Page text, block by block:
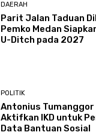
DAERAH
Parit Jalan Taduan
Pemko Medan
U-Ditch pada 2027
POLITIK
Antonius Tumanggor
Aktifkan IKD untuk
Data Bantuan Sosial